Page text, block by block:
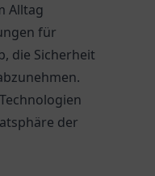
Alltag
für
die Sicherheit
der